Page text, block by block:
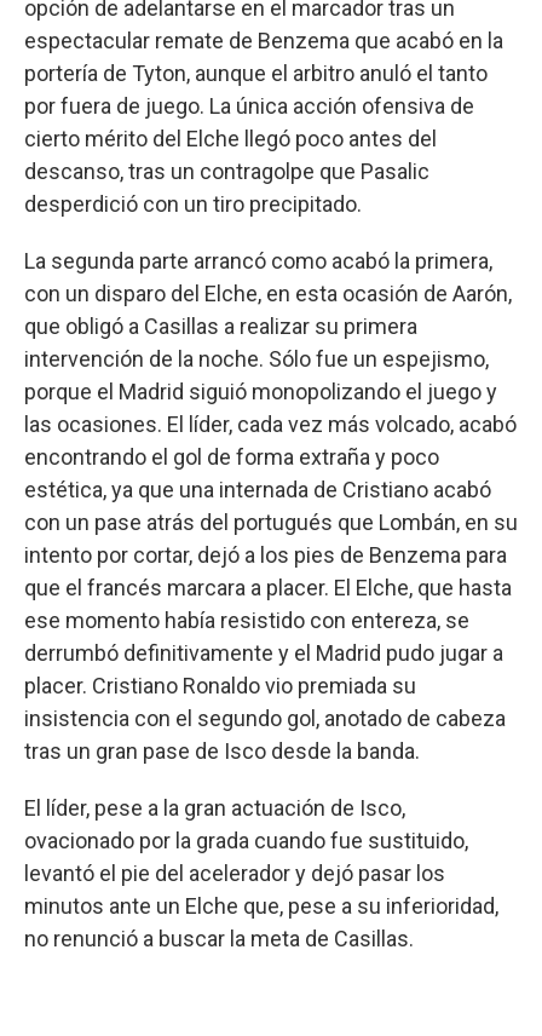
opción de adelantarse en el marcador tras un
espectacular remate de Benzema que acabó en la
portería de Tyton, aunque el arbitro anuló el tanto
por fuera de juego. La única acción ofensiva de
cierto mérito del Elche llegó poco antes del
descanso, tras un contragolpe que Pasalic
desperdició con un tiro precipitado.
La segunda parte arrancó como acabó la primera,
con un disparo del Elche, en esta ocasión de Aarón,
que obligó a Casillas a realizar su primera
intervención de la noche. Sólo fue un espejismo,
porque el Madrid siguió monopolizando el juego y
las ocasiones. El líder, cada vez más volcado, acabó
encontrando el gol de forma extraña y poco
estética, ya que una internada de Cristiano acabó
con un pase atrás del portugués que Lombán, en su
intento por cortar, dejó a los pies de Benzema para
que el francés marcara a placer. El Elche, que hasta
ese momento había resistido con entereza, se
derrumbó definitivamente y el Madrid pudo jugar a
placer. Cristiano Ronaldo vio premiada su
insistencia con el segundo gol, anotado de cabeza
tras un gran pase de Isco desde la banda.
El líder, pese a la gran actuación de Isco,
ovacionado por la grada cuando fue sustituido,
levantó el pie del acelerador y dejó pasar los
minutos ante un Elche que, pese a su inferioridad,
no renunció a buscar la meta de Casillas.